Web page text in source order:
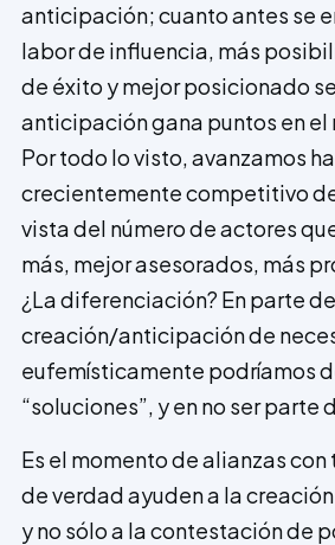
anticipación; cuanto antes se
labor de influencia, más
de éxito y mejor posicionado
anticipación gana puntos en el
Por todo lo visto, avanzamos
crecientemente competitivo
vista del número de actores
más, mejor asesorados, más
¿La diferenciación? En parte
creación/anticipación de
eufemísticamente podríamos
“soluciones”, y en no ser parte
Es el momento de alianzas
de verdad ayuden a la
y no sólo a la contestación de